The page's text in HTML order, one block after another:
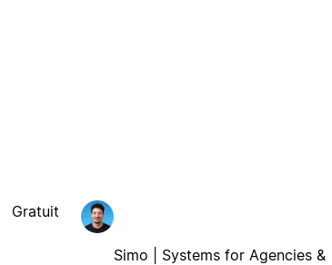
Gratuit
Simo | Systems for Agencies &